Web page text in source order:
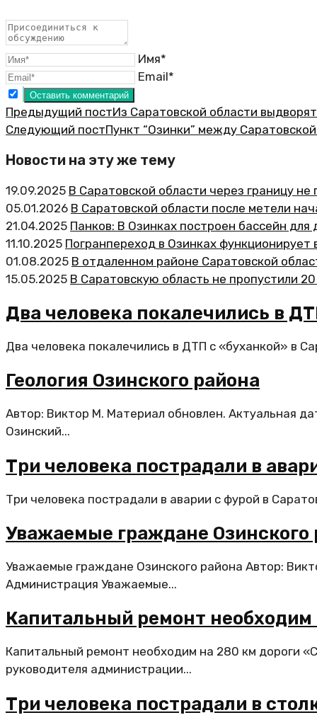
Имя*
Email*
Предыдущий постИз Саратовской области
Следующий постПункт “Озинки” между
Новости на эту же тему
19.09.2025 В Саратовской области через границу
05.01.2026 В Саратовской области после метели
21.04.2025 Панков: В Озинках построен бассейн
11.10.2025 Погранпереход в Озинках
01.08.2025 В отдаленном районе Саратовской
15.05.2025 В Саратовскую область не пропустили
Два человека покалечились в
Два человека покалечились в ДТП с «буханкой» в
Геология Озинского района
Автор: Виктор М. Материал обновлен. Актуальная
Озинский...
Три человека пострадали в
Три человека пострадали в аварии с фурой в
Уважаемые граждане Озинского
Уважаемые граждане Озинского района Автор:
Администрация Уважаемые...
Капитальный ремонт
Капитальный ремонт необходим на 280 км дороги
руководителя администрации...
Три человека пострадали в